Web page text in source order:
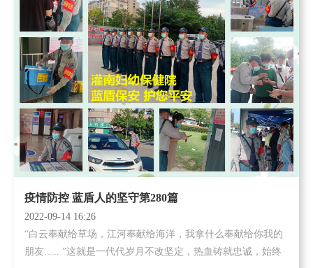
疫情防控 蓝盾人的坚守第280篇
2022-09-14 16:26
“白云奉献给草场，江河奉献给海洋，我拿什么奉献给你我的
朋友….. ”这就是一代代岁月不改坚定，热血铸就忠诚，始终